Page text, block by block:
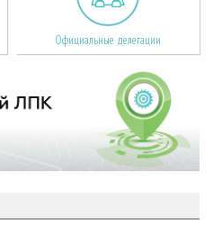
Официальные делегации